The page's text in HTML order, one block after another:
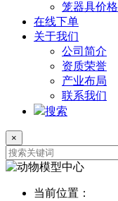
笼器具价格
在线下单
关于我们
公司简介
资质荣誉
产业布局
联系我们
搜索
×
当前位置：